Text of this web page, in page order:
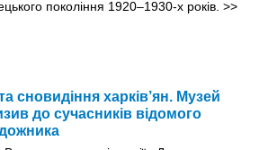
покоління 1920–1930-х років. >>
сновидіння харків’ян. Музей
до сучасників відомого